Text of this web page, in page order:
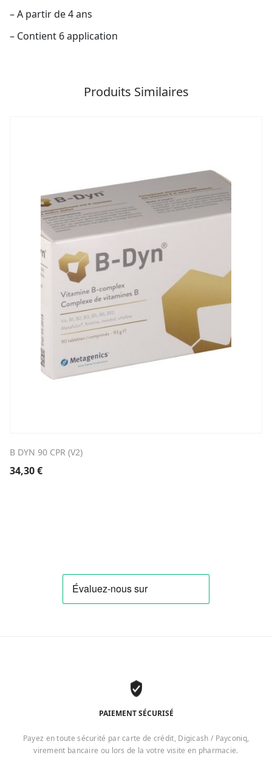
– A partir de 4 ans
– Contient 6 application
Produits Similaires
B DYN 90 CPR (V2)
34,30€
PAIEMENT SÉCURISÉ
Payez en toute sécurité par carte de crédit, Digicash / Payconiq,
virement bancaire ou lors de la votre visite en pharmacie.